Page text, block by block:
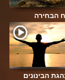
הבחירה
הבינונים